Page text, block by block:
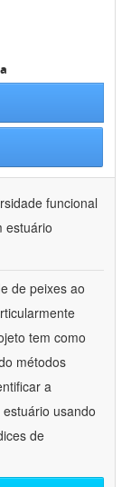
funcional
estuário
de peixes ao
tem como
métodos
a
usando
de